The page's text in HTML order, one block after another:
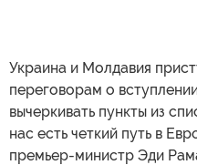
Украина и Молдавия
переговорам о
вычеркивать пункты из
нас есть четкий путь в
премьер-министр Эди